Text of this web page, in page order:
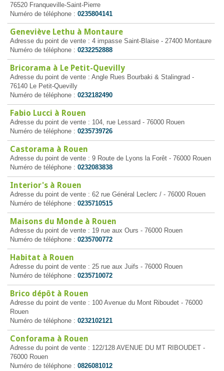
76520 Franqueville-Saint-Pierre
Numéro de téléphone : 0235804141
Geneviève Lethu à Montaure
Adresse du point de vente : 4 impasse Saint-Blaise - 27400 Montaure
Numéro de téléphone : 0232252888
Bricorama à Le Petit-Quevilly
Adresse du point de vente : Angle Rues Bourbaki & Stalingrad -
76140 Le Petit-Quevilly
Numéro de téléphone : 0232182490
Fabio Lucci à Rouen
Adresse du point de vente : 104, rue Lessard - 76000 Rouen
Numéro de téléphone : 0235739726
Castorama à Rouen
Adresse du point de vente : 9 Route de Lyons la Forêt - 76000 Rouen
Numéro de téléphone : 0232083838
Interior's à Rouen
Adresse du point de vente : 62 rue Général Leclerc / - 76000 Rouen
Numéro de téléphone : 0235710515
Maisons du Monde à Rouen
Adresse du point de vente : 19 rue aux Ours - 76000 Rouen
Numéro de téléphone : 0235700772
Habitat à Rouen
Adresse du point de vente : 25 rue aux Juifs - 76000 Rouen
Numéro de téléphone : 0235710072
Brico dépôt à Rouen
Adresse du point de vente : 100 Avenue du Mont Riboudet - 76000
Rouen
Numéro de téléphone : 0232102121
Conforama à Rouen
Adresse du point de vente : 122/128 AVENUE DU MT RIBOUDET -
76000 Rouen
Numéro de téléphone : 0826081012